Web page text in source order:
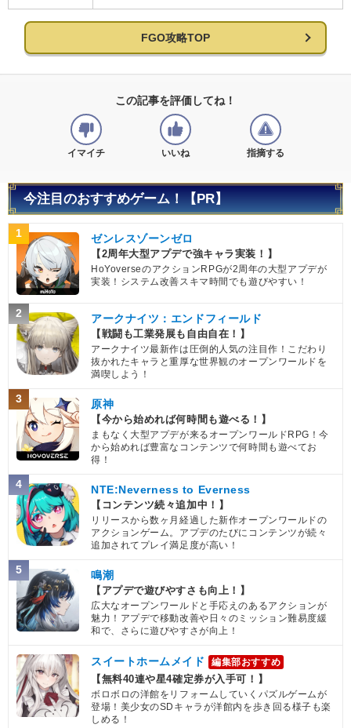
FGO攻略TOP
この記事を評価してね！
イマイチ いいね 指摘する
今注目のおすすめゲーム！【PR】
1 ゼンレスゾーンゼロ
【2周年大型アプデで強キャラ実装！】
HoYoverseのアクションRPGが2周年の大型アプデが
実装！システム改善スキマ時間でも遊びやすい！
2 アークナイツ：エンドフィールド
【戦闘も工業発展も自由自在！】
アークナイツ最新作は圧倒的人気の注目作！こだわり
抜かれたキャラと重厚な世界観のオープンワールドを
満喫しよう！
3 原神
【今から始めれば何時間も遊べる！】
まもなく大型アプデが来るオープンワールドRPG！今
から始めれば豊富なコンテンツで何時間も遊べてお
得！
4 NTE:Neverness to Everness
【コンテンツ続々追加中！】
リリースから数ヶ月経過した新作オープンワールドの
アクションゲーム。アプデのたびにコンテンツが続々
追加されてプレイ満足度が高い！
5 鳴潮
【アプデで遊びやすさも向上！】
広大なオープンワールドと手応えのあるアクションが
魅力！アプデで移動改善や日々のミッション難易度緩
和で、さらに遊びやすさが向上！
スイートホームメイド 編集部おすすめ
【無料40連や星4確定券が入手可！】
ボロボロの洋館をリフォームしていくパズルゲームが
登場！美少女のSDキャラが洋館内を歩き回る様子も楽
しめる！